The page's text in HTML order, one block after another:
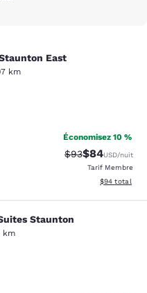
East
East
km
1738 commentaires
Économisez 10 %
Tarif barré :
$93Tarif réduit :
$84USD/nuit
Tarif Membre
Afficher les
$94 total
Staunton
Staunton
km
commentaires